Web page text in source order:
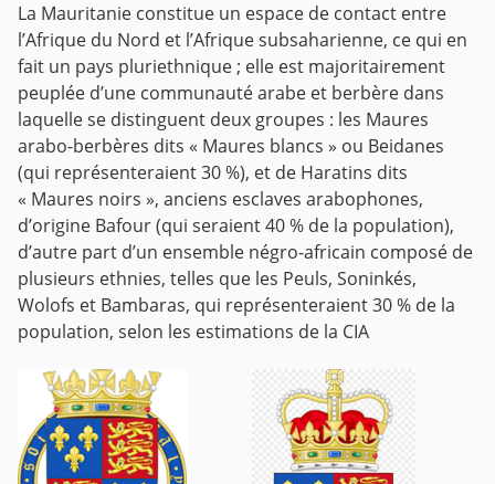
La Mauritanie constitue un espace de contact entre
l’Afrique du Nord et l’Afrique subsaharienne, ce qui en
fait un pays pluriethnique ; elle est majoritairement
peuplée d’une communauté arabe et berbère dans
laquelle se distinguent deux groupes : les Maures
arabo-berbères dits « Maures blancs » ou Beidanes
(qui représenteraient 30 %), et de Haratins dits
« Maures noirs », anciens esclaves arabophones,
d’origine Bafour (qui seraient 40 % de la population),
d’autre part d’un ensemble négro-africain composé de
plusieurs ethnies, telles que les Peuls, Soninkés,
Wolofs et Bambaras, qui représenteraient 30 % de la
population, selon les estimations de la CIA